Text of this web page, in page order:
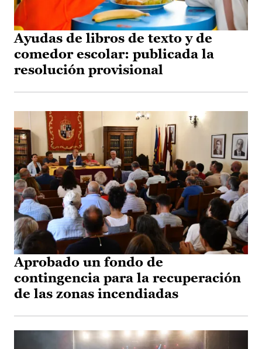
Ayudas de libros de texto y de
comedor escolar: publicada la
resolución provisional
Aprobado un fondo de
contingencia para la recuperación
de las zonas incendiadas